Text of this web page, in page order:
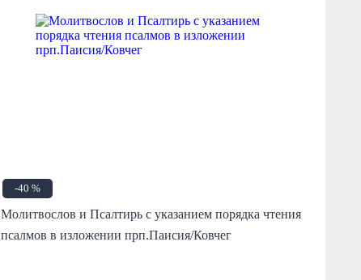
-40 %
Молитвослов и Псалтирь с указанием порядка чтения
псалмов в изложении прп.Паисия/Ковчег